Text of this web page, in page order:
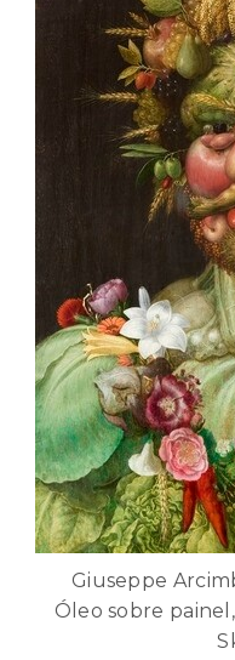
Giuseppe
Óleo sobre